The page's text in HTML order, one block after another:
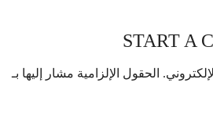
START A
الحقول الإلزامية مشار إليها بـ